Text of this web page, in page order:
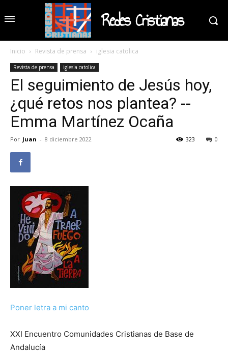
Redes Cristianas
Inicio Revista de prensa iglesia catolica
Revista de prensa iglesia catolica
El seguimiento de Jesús hoy,
¿qué retos nos plantea? --
Emma Martínez Ocaña
Por Juan - 8 diciembre 2022 0
323
Poner letra a mi canto
XXI Encuentro Comunidades Cristianas de Base de
Andalucía